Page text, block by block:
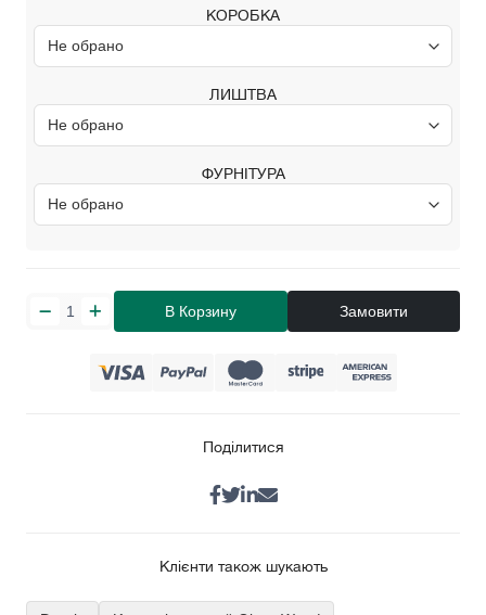
КОРОБКА
ЛИШТВА
ФУРНІТУРА
В Корзину Замовити
Поділитися
Клієнти також шукають